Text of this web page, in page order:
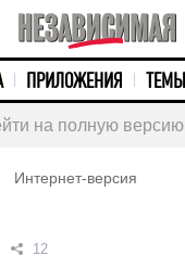
ПРИЛОЖЕНИЯ ТЕМЫ
на полную версию
Интернет-версия
12